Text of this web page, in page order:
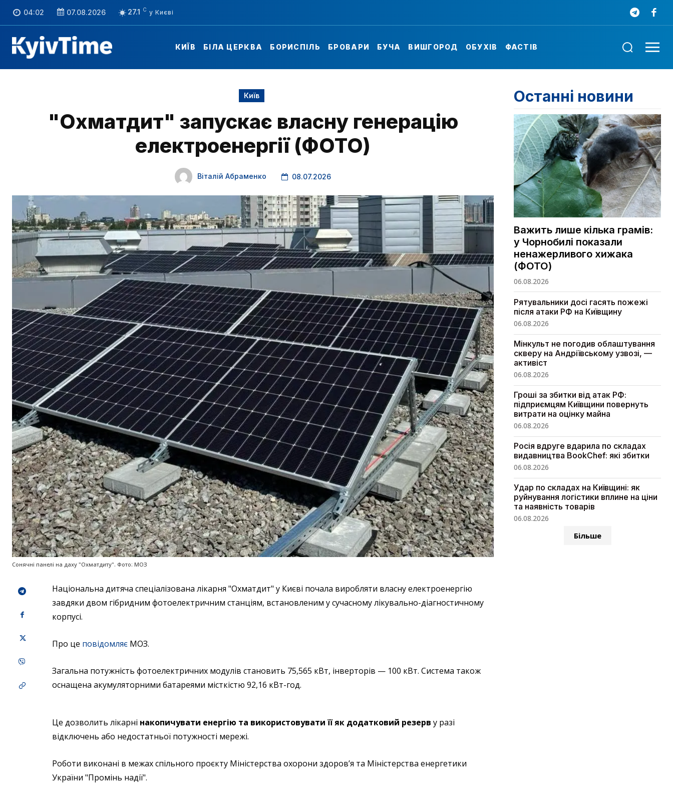
04:02 07.08.2026 27.1 C
КИЇВ БІЛА ЦЕРКВА БОРИСПІЛЬ БРОВАРИ БУЧА ВИШГОРОД ОБУХІВ ФАСТІВ
Київ
"Охматдит" запускає власну генерацію
електроенергії (ФОТО)
Віталій Абраменко 08.07.2026
Сонячні панелі на даху "Охматдиту". Фото: МОЗ
Національна дитяча спеціалізована лікарня "Охматдит" у Києві почала виробляти власну електроенергію
завдяки двом гібридним фотоелектричним станціям, встановленим у сучасному лікувально-діагностичному
корпусі.
Про це повідомляє МОЗ.
Загальна потужність фотоелектричних модулів становить 75,565 кВт, інверторів — 100 кВт. Система також
оснащена акумуляторними батареями місткістю 92,16 кВт-год.
Це дозволить лікарні накопичувати енергію та використовувати її як додатковий резерв у разі
відключень або недостатньої потужності мережі.
Роботи виконані в межах спільного проєкту Міністерства охорони здоров’я та Міністерства енергетики
України "Промінь надії".
Останні новини
Важить лише кілька грамів:
у Чорнобилі показали
ненажерливого хижака
(ФОТО)
06.08.2026
Рятувальники досі гасять пожежі
після атаки РФ на Київщину
06.08.2026
Мінкульт не погодив облаштування
скверу на Андріївському узвозі, —
активіст
06.08.2026
Гроші за збитки від атак РФ:
підприємцям Київщини повернуть
витрати на оцінку майна
06.08.2026
Росія вдруге вдарила по складах
видавництва BookChef: які збитки
06.08.2026
Удар по складах на Київщині: як
руйнування логістики вплине на ціни
та наявність товарів
06.08.2026
Більше